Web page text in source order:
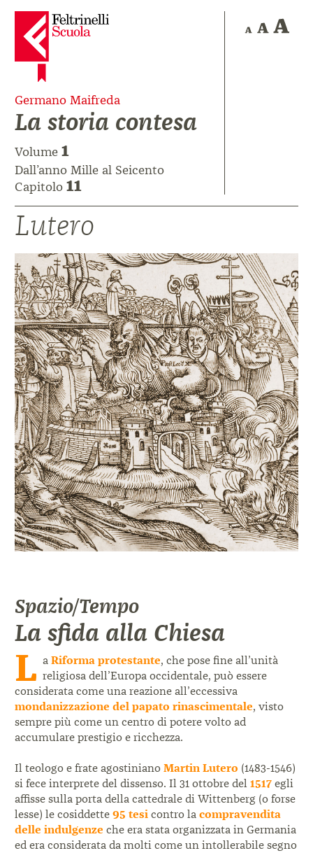
Germano Maifreda
La storia contesa
Volume 1
Dall’anno Mille al Seicento
Capitolo 11
Lutero
Spazio/Tempo
La sfida alla Chiesa
L aRiforma protestante, che pose fine all’unità
religiosa dell’Europa occidentale, può essere
considerata come una reazione all’eccessiva
mondanizzazione del papato rinascimentale, visto
sempre più come un centro di potere volto ad
accumulare prestigio e ricchezza.
Il teologo e frate agostiniano Martin Lutero (1483-1546)
si fece interprete del dissenso. Il 31 ottobre del 1517 egli
affisse sulla porta della cattedrale di Wittenberg (o forse
lesse) le cosiddette 95 tesi contro la compravendita
delle indulgenze che era stata organizzata in Germania
ed era considerata da molti come un intollerabile segno